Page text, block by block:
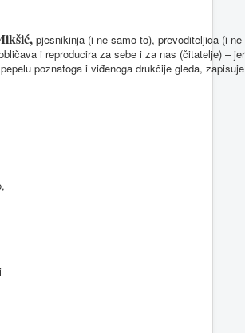
pjesnikinja (i ne samo to), prevoditeljica (i
i reproducira za sebe i za nas (čitatelje) –
poznatoga i viđenoga drukčije gleda,